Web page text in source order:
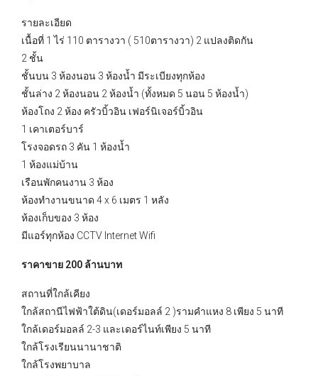
รายละเอียด
เนื้อที่ 1 ไร่ 110 ตารางวา ( 510ตารางวา) 2 แปลงติดกัน
2 ชั้น
ชั้นบน 3 ห้องนอน 3 ห้องน้ำ มีระเบียงทุกห้อง
ชั้นล่าง 2 ห้องนอน 2 ห้องน้ำ (ทั้งหมด 5 นอน 5 ห้องน้ำ)
ห้องโถง 2 ห้อง ครัวบิ้วอิน เฟอร์นิเจอร์บิ้วอิน
1 เคาเตอร์บาร์
โรงจอดรถ 3 คัน 1 ห้องน้ำ
1 ห้องแม่บ้าน
เรือนพักคนงาน 3 ห้อง
ห้องทำงานขนาด 4 x 6 เมตร 1 หลัง
ห้องเก็บของ 3 ห้อง
มีแอร์ทุกห้อง CCTV Internet Wifi
ราคาขาย 200 ล้านบาท
สถานที่ใกล้เคียง
ใกล้สถานีไฟฟ้าใต้ดิน(เดอร์มอลล์ 2 )รามคำแหง 8 เพียง 5 นาที
ใกล้เดอร์มอลล์ 2-3 และเดอร์ไนท์เพียง 5 นาที
ใกล้โรงเรียนนานาชาติ
ใกล้โรงพยาบาล